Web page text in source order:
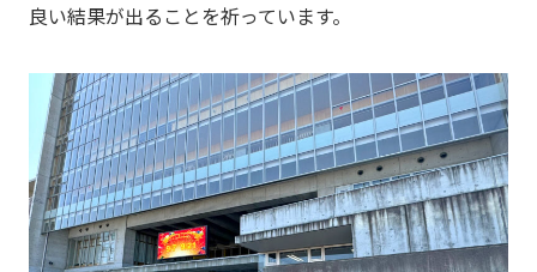
良い結果が出ることを祈っています。